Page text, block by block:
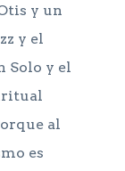
y un
y el
Solo y el
al
es